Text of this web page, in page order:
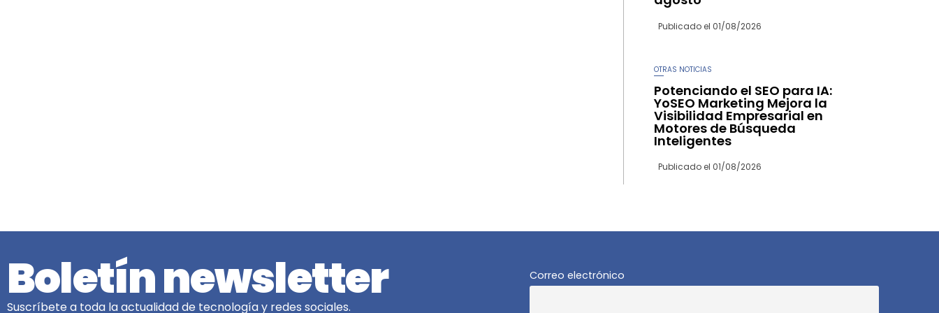
Publicado el 01/08/2026
OTRAS NOTICIAS
Potenciando el SEO para IA:
YoSEO Marketing Mejora la
Visibilidad Empresarial en
Motores de Búsqueda
Inteligentes
Publicado el 01/08/2026
Boletín newsletter
Suscríbete a toda la actualidad de tecnología y redes sociales.
Correo electrónico